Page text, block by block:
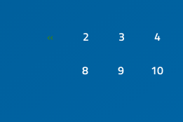
« 2 3 4
8
9 10